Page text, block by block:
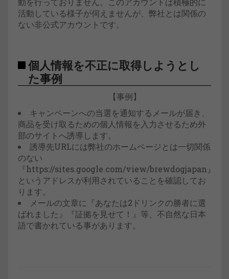
活動している様子が伺えませんが、弊社とは関係の
ない非公式アカウントです。
個人情報を不正に取得しようとし
た事例
【事例】
キャンペーンへの当選を通知するメールが届き、
商品を受け取るための個人情報を入力させるため外
部のサイトへ誘導します。
誘導先URLには弊社のホームページとは一切関係
のない
『https://sites.google.com/view/brewdogjapan』
というアドレスが利用されていることを確認してお
ります。
メールの文章に『あなたは2ドリンクの勝者に選
ばれました』『証拠を見せて！』等、不自然な日本
語で書かれている事があります。